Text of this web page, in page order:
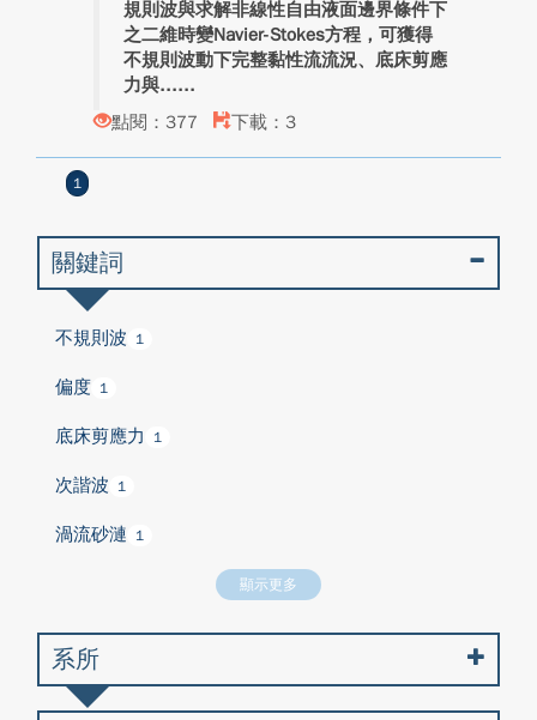
規則波與求解非線性自由液面邊界條件下
之二維時變Navier-Stokes方程，可獲得
不規則波動下完整黏性流流況、底床剪應
力與...
點閱：377
下載：3
1
關鍵詞
不規則波 1
偏度 1
底床剪應力 1
次諧波 1
渦流砂漣 1
顯示更多
系所